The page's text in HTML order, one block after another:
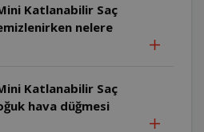
Katlanabilir Saç
nelere
Katlanabilir Saç
hava düğmesi